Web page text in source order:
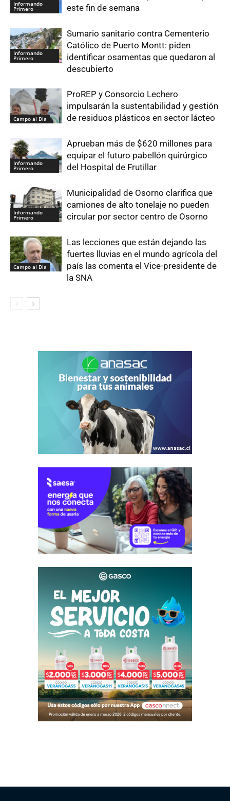
Informando
Primero
este fin de semana
Informando
Primero
Sumario sanitario contra Cementerio
Católico de Puerto Montt: piden
identificar osamentas que quedaron al
descubierto
Campo al Día
ProREP y Consorcio Lechero
impulsarán la sustentabilidad y gestión
de residuos plásticos en sector lácteo
Informando
Primero
Aprueban más de $620 millones para
equipar el futuro pabellón quirúrgico
del Hospital de Frutillar
Informando
Primero
Municipalidad de Osorno clarifica que
camiones de alto tonelaje no pueden
circular por sector centro de Osorno
Campo al Día
Las lecciones que están dejando las
fuertes lluvias en el mundo agrícola del
país las comenta el Vice-presidente de
la SNA